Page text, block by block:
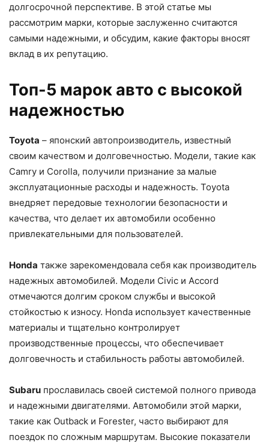
долгосрочной перспективе. В этой статье мы
рассмотрим марки, которые заслуженно считаются
самыми надежными, и обсудим, какие факторы вносят
вклад в их репутацию.
Топ-5 марок авто с высокой
надежностью
Toyota – японский автопроизводитель, известный
своим качеством и долговечностью. Модели, такие как
Camry и Corolla, получили признание за малые
эксплуатационные расходы и надежность. Toyota
внедряет передовые технологии безопасности и
качества, что делает их автомобили особенно
привлекательными для пользователей.
Honda также зарекомендовала себя как производитель
надежных автомобилей. Модели Civic и Accord
отмечаются долгим сроком службы и высокой
стойкостью к износу. Honda использует качественные
материалы и тщательно контролирует
производственные процессы, что обеспечивает
долговечность и стабильность работы автомобилей.
Subaru прославилась своей системой полного привода
и надежными двигателями. Автомобили этой марки,
такие как Outback и Forester, часто выбирают для
поездок по сложным маршрутам. Высокие показатели